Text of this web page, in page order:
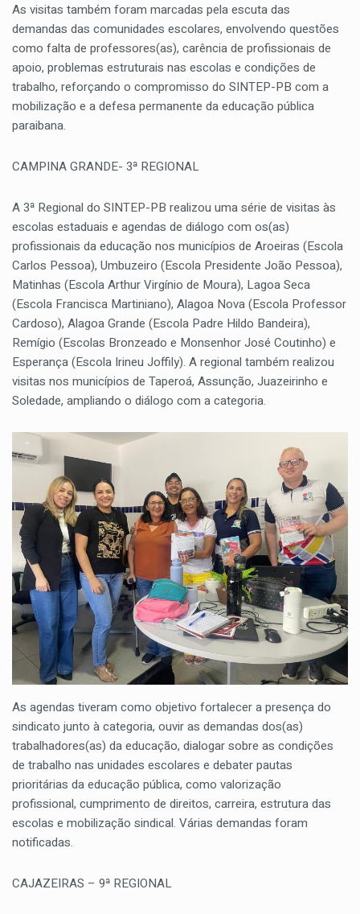
As visitas também foram marcadas pela escuta das
demandas das comunidades escolares, envolvendo questões
como falta de professores(as), carência de profissionais de
apoio, problemas estruturais nas escolas e condições de
trabalho, reforçando o compromisso do SINTEP-PB com a
mobilização e a defesa permanente da educação pública
paraibana.
CAMPINA GRANDE- 3ª REGIONAL
A 3ª Regional do SINTEP-PB realizou uma série de visitas às
escolas estaduais e agendas de diálogo com os(as)
profissionais da educação nos municípios de Aroeiras (Escola
Carlos Pessoa), Umbuzeiro (Escola Presidente João Pessoa),
Matinhas (Escola Arthur Virgínio de Moura), Lagoa Seca
(Escola Francisca Martiniano), Alagoa Nova (Escola Professor
Cardoso), Alagoa Grande (Escola Padre Hildo Bandeira),
Remígio (Escolas Bronzeado e Monsenhor José Coutinho) e
Esperança (Escola Irineu Joffily). A regional também realizou
visitas nos municípios de Taperoá, Assunção, Juazeirinho e
Soledade, ampliando o diálogo com a categoria.
As agendas tiveram como objetivo fortalecer a presença do
sindicato junto à categoria, ouvir as demandas dos(as)
trabalhadores(as) da educação, dialogar sobre as condições
de trabalho nas unidades escolares e debater pautas
prioritárias da educação pública, como valorização
profissional, cumprimento de direitos, carreira, estrutura das
escolas e mobilização sindical. Várias demandas foram
notificadas.
CAJAZEIRAS – 9ª REGIONAL